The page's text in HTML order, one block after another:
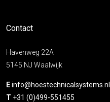
Contact
Havenweg 22A
5145 NJ Waalwijk
Einfo@hoestechnicalsystems.nl
T +31 (0)499-551455